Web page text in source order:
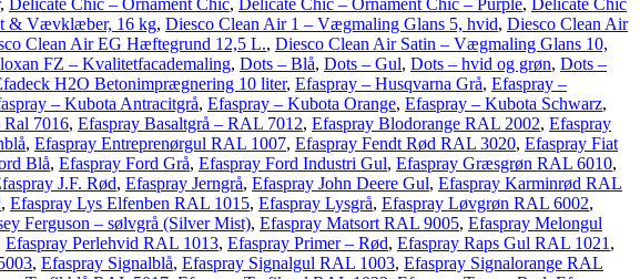
, Delicate Chic – Ornament Chic, Delicate Chic – Ornament Chic – Purple, Delicate Chic
& Vævklæber, 16 kg, Diesco Clean Air 1 – Vægmaling Glans 5, hvid, Diesco Clean Air
Clean Air EG Hæftegrund 12,5 L., Diesco Clean Air Satin – Vægmaling Glans 10,
FZ – Kvalitetfacademaling, Dots – Blå, Dots – Gul, Dots – hvid og grøn, Dots –
H2O Betonimprægnering 10 liter, Efaspray – Husqvarna Grå, Efaspray –
– Kubota Antracitgrå, Efaspray – Kubota Orange, Efaspray – Kubota Schwarz,
Ral 7016, Efaspray Basaltgrå – RAL 7012, Efaspray Blodorange RAL 2002, Efaspray
, Efaspray Entreprenørgul RAL 1007, Efaspray Fendt Rød RAL 3020, Efaspray Fiat
Blå, Efaspray Ford Grå, Efaspray Ford Industri Gul, Efaspray Græsgrøn RAL 6010,
J.F. Rød, Efaspray Jerngrå, Efaspray John Deere Gul, Efaspray Karminrød RAL
, Efaspray Lys Elfenben RAL 1015, Efaspray Lysgrå, Efaspray Løvgrøn RAL 6002,
Ferguson – sølvgrå (Silver Mist), Efaspray Matsort RAL 9005, Efaspray Melongul
Efaspray Perlehvid RAL 1013, Efaspray Primer – Rød, Efaspray Raps Gul RAL 1021 ,
, Efaspray Signalblå, Efaspray Signalgul RAL 1003, Efaspray Signalorange RAL